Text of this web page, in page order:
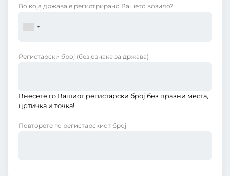
Во која држава е регистрирано Вашето возило?
Регистарски број (без ознака за држава)
Внесете го Вашиот регистарски број без празни места,
цртичка и точка!
Повторете го регистарскиот број